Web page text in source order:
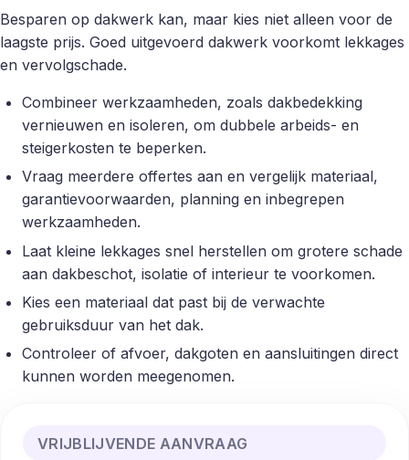
Besparen op dakwerk kan, maar kies niet alleen voor de
laagste prijs. Goed uitgevoerd dakwerk voorkomt lekkages
en vervolgschade.
Combineer werkzaamheden, zoals dakbedekking
vernieuwen en isoleren, om dubbele arbeids- en
steigerkosten te beperken.
Vraag meerdere offertes aan en vergelijk materiaal,
garantievoorwaarden, planning en inbegrepen
werkzaamheden.
Laat kleine lekkages snel herstellen om grotere schade
aan dakbeschot, isolatie of interieur te voorkomen.
Kies een materiaal dat past bij de verwachte
gebruiksduur van het dak.
Controleer of afvoer, dakgoten en aansluitingen direct
kunnen worden meegenomen.
VRIJBLIJVENDE AANVRAAG